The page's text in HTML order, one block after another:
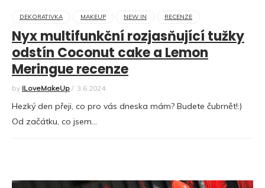
DEKORATIVKA MAKEUP NEW IN RECENZE
Nyx multifunkční rozjasňující tužky
odstín Coconut cake a Lemon
Meringue recenze
by ILoveMakeUp / 3.6.2024
Hezký den přeji, co pro vás dneska mám? Budete čubrnět!:)
Od začátku, co jsem…